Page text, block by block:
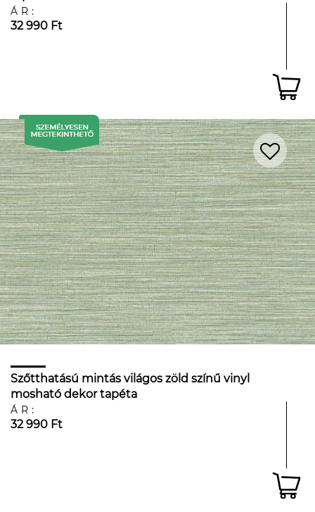
ÁR:
32 990 Ft
Szőtthatású mintás világos zöld színű vinyl
mosható dekor tapéta
ÁR:
32 990 Ft